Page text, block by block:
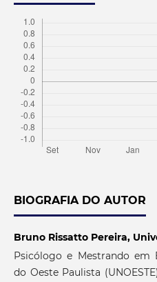
BIOGRAFIA DO AUTOR
Bruno Rissatto Pereira,
Psicólogo e Mestrando em
do Oeste Paulista